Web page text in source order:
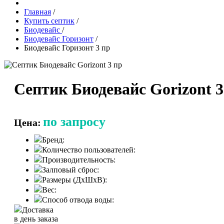
Главная /
Купить септик /
Биодевайс /
Биодевайс Горизонт /
Биодевайс Горизонт 3 пр
Септик Биодевайс Gorizont
Цена: по запросу
Бренд:
Количество пользователей:
Производительность:
Залповый сброс:
Размеры (ДхШхВ):
Вес:
Способ отвода воды:
Доставка
в день заказа